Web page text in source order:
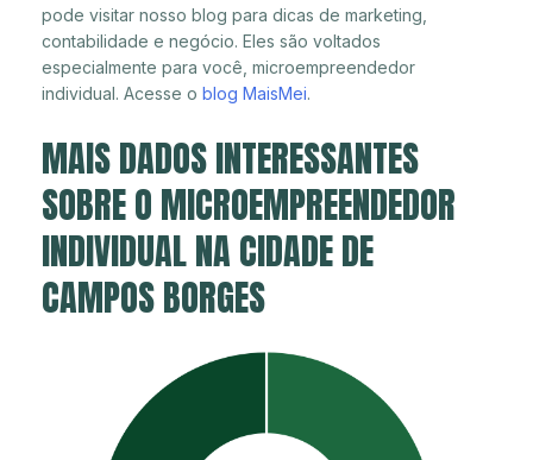
pode visitar nosso blog para dicas de marketing,
contabilidade e negócio. Eles são voltados
especialmente para você, microempreendedor
individual. Acesse o blog MaisMei.
MAIS DADOS INTERESSANTES
SOBRE O MICROEMPREENDEDOR
INDIVIDUAL NA CIDADE DE
CAMPOS BORGES